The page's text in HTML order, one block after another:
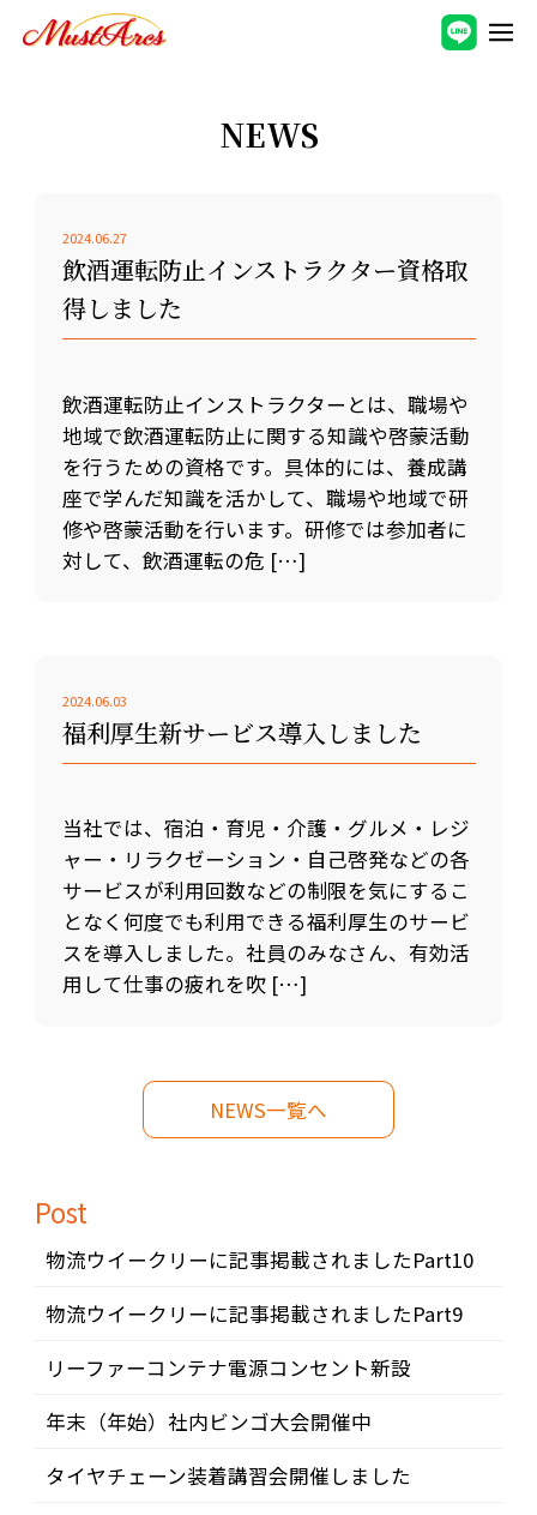
NEWS
2024.06.27
飲酒運転防止インストラクター資格取
得しました
飲酒運転防止インストラクターとは、職場や
地域で飲酒運転防止に関する知識や啓蒙活動
を行うための資格です。具体的には、養成講
座で学んだ知識を活かして、職場や地域で研
修や啓蒙活動を行います。研修では参加者に
対して、飲酒運転の危 […]
2024.06.03
福利厚生新サービス導入しました
当社では、宿泊・育児・介護・グルメ・レジ
ャー・リラクゼーション・自己啓発などの各
サービスが利用回数などの制限を気にするこ
となく何度でも利用できる福利厚生のサービ
スを導入しました。社員のみなさん、有効活
用して仕事の疲れを吹 […]
NEWS一覧へ
Post
物流ウイークリーに記事掲載されましたPart10
物流ウイークリーに記事掲載されましたPart9
リーファーコンテナ電源コンセント新設
年末（年始）社内ビンゴ大会開催中
タイヤチェーン装着講習会開催しました